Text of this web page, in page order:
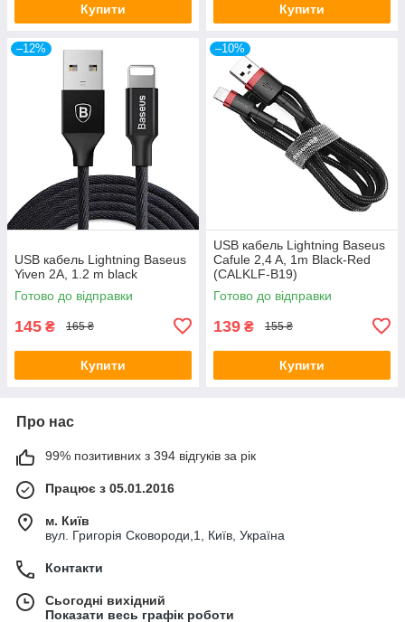
Купити Купити
–12%
USB кабель Lightning Baseus
Yiven 2A, 1.2 m black
Готово до відправки
145 ₴ 165 ₴
Купити
–10%
USB кабель Lightning Baseus
Cafule 2,4 A, 1m Black-Red
(CALKLF-B19)
Готово до відправки
139 ₴ 155 ₴
Купити
Про нас
99% позитивних з 394 відгуків за рік
Працює з 05.01.2016
м. Київ
вул. Григорія Сковороди,1, Київ, Україна
Контакти
Сьогодні вихідний
Показати весь графік роботи